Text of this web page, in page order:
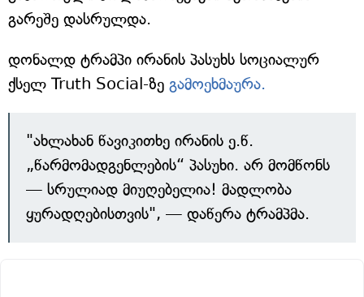
გარეშე დასრულდა.
დონალდ ტრამპი ირანის პასუხს სოციალურ
ქსელ Truth Social-ზე გამოეხმაურა.
"ახლახან წავიკითხე ირანის ე.წ.
„წარმომადგენლების“ პასუხი. არ მომწონს
— სრულიად მიუღებელია! მადლობა
ყურადღებისთვის", — დაწერა ტრამპმა.